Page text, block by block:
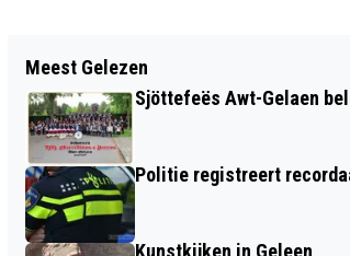
KING OPENS RENOVATED
GLANERBROOK IN SITTARD-
Meest Gelezen
Sjöttefeës Awt-Gelaen
Politie registreert